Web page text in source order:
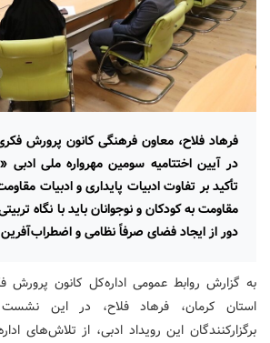
فرهاد فلاح، معاون فرهنگی کانون پرورش
در آیین اختتامیه سومین مهرواره ملی ادبی
تأکید بر تفاوت ادبیات پایداری و ادبیات
مقاومت به کودکان و نوجوانان باید با نگاه
دور از ایجاد فضای صرفاً نظامی و
به گزارش روابط عمومی اداره‌کل کانون پرورش
استان کرمان، فرهاد فلاح، در این
برگزارکنندگان این رویداد ادبی، از تلاش‌های